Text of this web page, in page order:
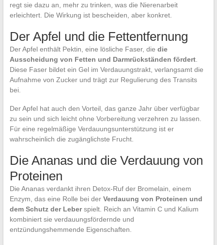
regt sie dazu an, mehr zu trinken, was die Nierenarbeit
erleichtert. Die Wirkung ist bescheiden, aber konkret.
Der Apfel und die Fettentfernung
Der Apfel enthält Pektin, eine lösliche Faser, die die
Ausscheidung von Fetten und Darmrückständen fördert.
Diese Faser bildet ein Gel im Verdauungstrakt, verlangsamt die
Aufnahme von Zucker und trägt zur Regulierung des Transits
bei.
Der Apfel hat auch den Vorteil, das ganze Jahr über verfügbar
zu sein und sich leicht ohne Vorbereitung verzehren zu lassen.
Für eine regelmäßige Verdauungsunterstützung ist er
wahrscheinlich die zugänglichste Frucht.
Die Ananas und die Verdauung von
Proteinen
Die Ananas verdankt ihren Detox-Ruf der Bromelain, einem
Enzym, das eine Rolle bei der Verdauung von Proteinen und
dem Schutz der Leberspielt. Reich an Vitamin C und Kalium
kombiniert sie verdauungsfördernde und
entzündungshemmende Eigenschaften.